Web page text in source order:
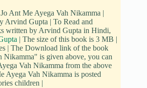
Ant Me Ayega Vah Nikamma |
Arvind Gupta | To Read and
written by Arvind Gupta in Hindi,
| The size of this book is 3 MB |
| The Download link of the book
Nikamma" is given above, you can
Vah Nikamma from the above
Ayega Vah Nikamma is posted
children |